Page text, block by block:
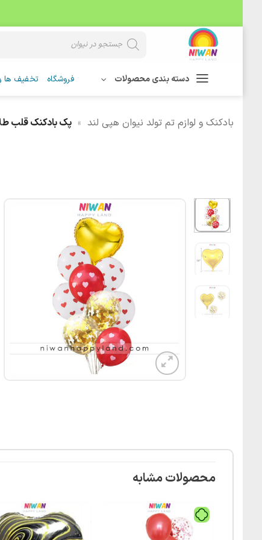
content
search
دسته بندی محصولات فروشگاه تخفیف ها
بادکنک و لوازم تم تولد نیوان هپی لند » پک بادکنک قلب طلایی
محصولات مشابه